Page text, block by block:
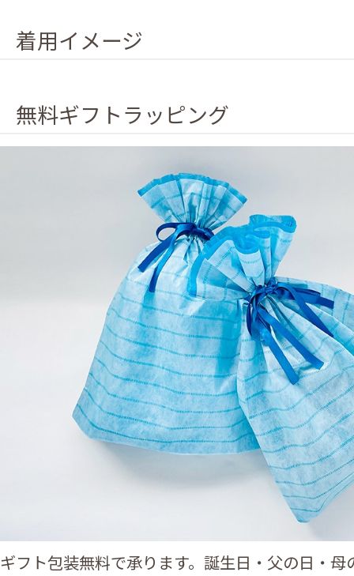
着用イメージ
無料ギフトラッピング
ギフト包装無料で承ります。誕生日・父の日・